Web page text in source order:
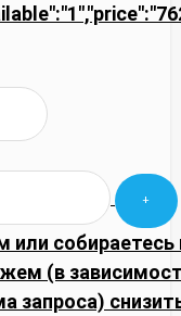
собираетесь
(в